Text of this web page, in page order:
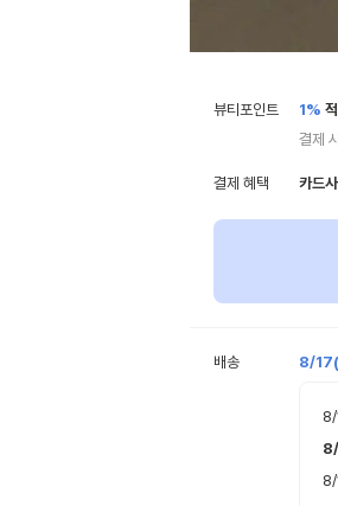
뷰티포인트 1%
결제
결제 혜택 카드
배송 8/